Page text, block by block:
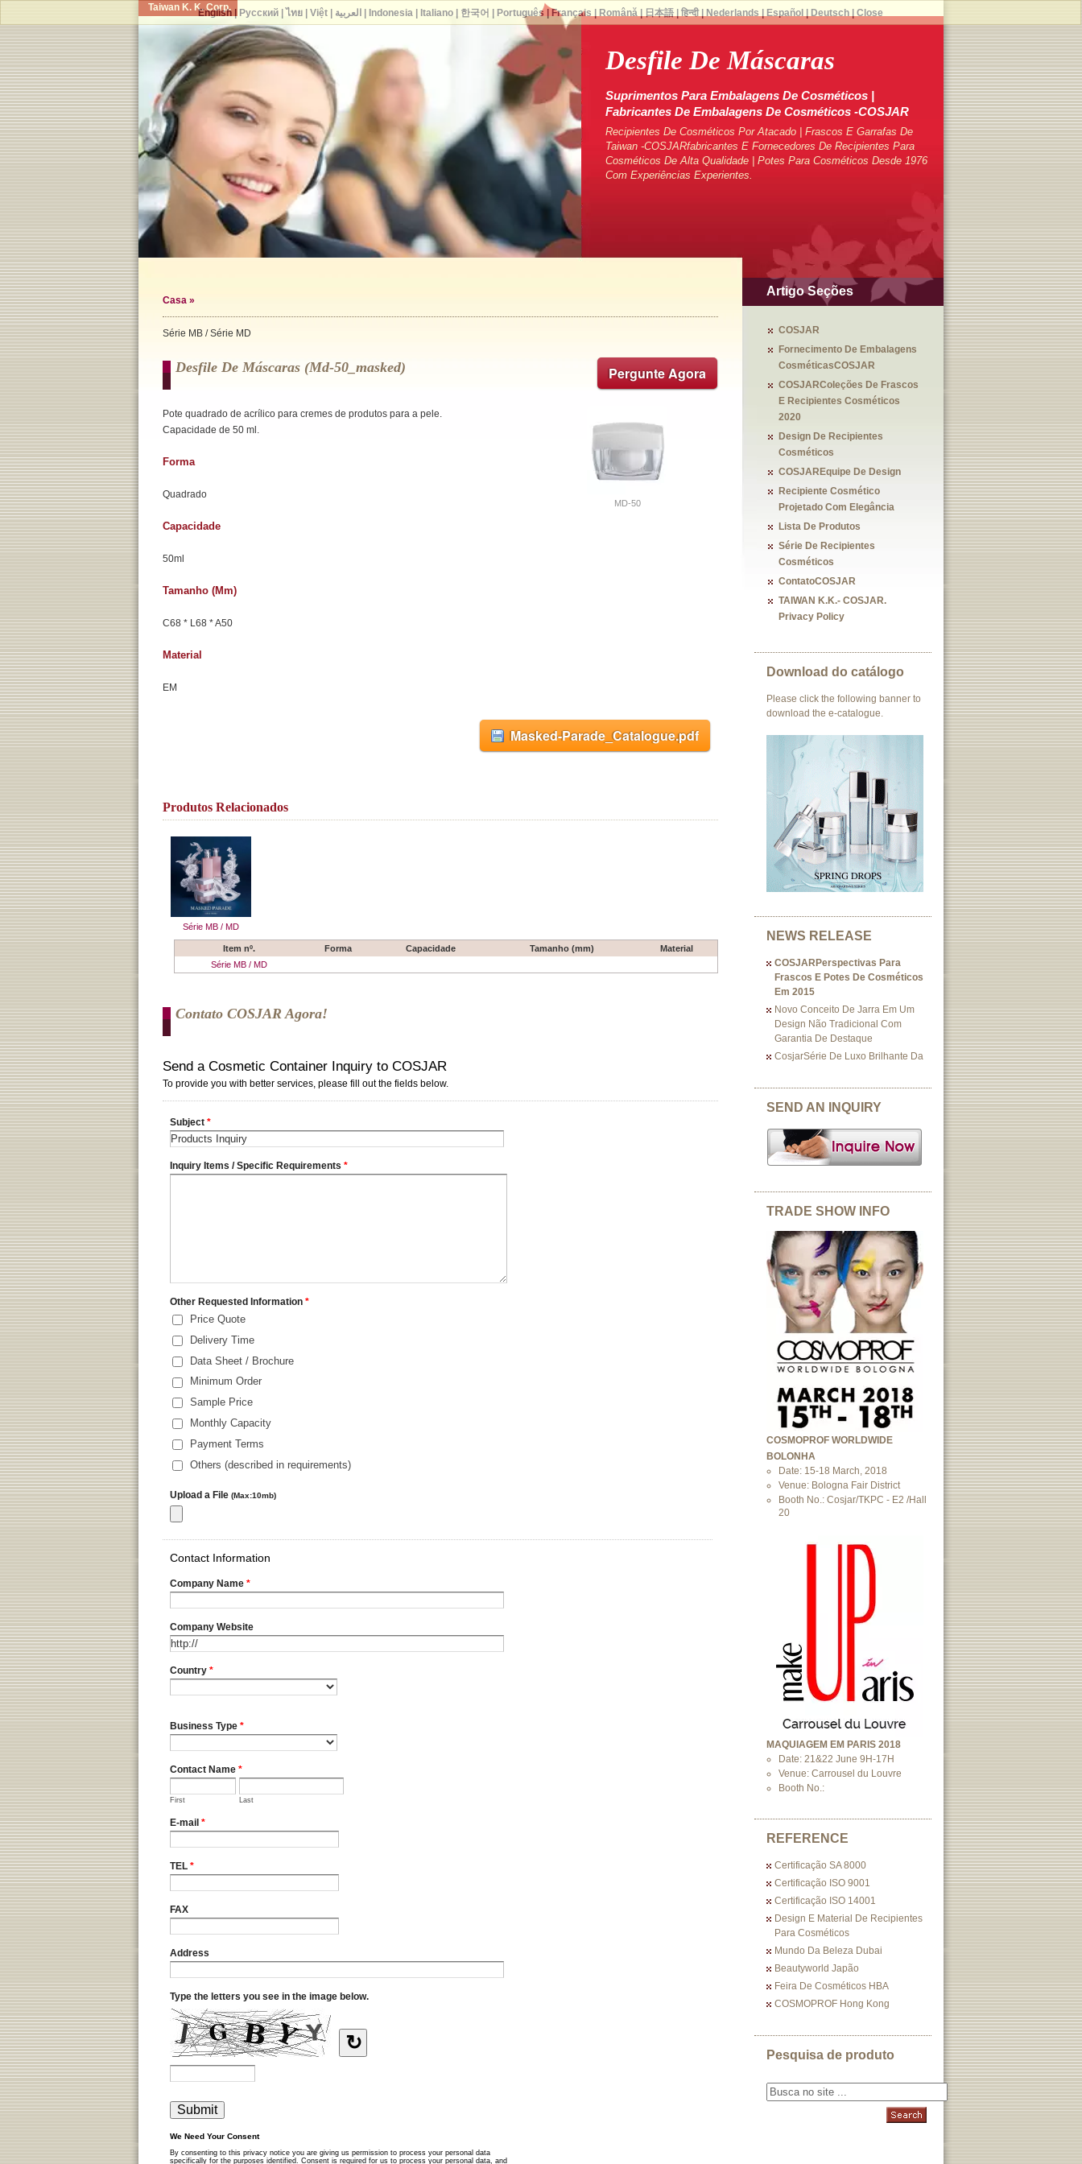
Taiwan K. K. Corp.
Desfile De Máscaras
Suprimentos Para Embalagens De Cosméticos |
Fabricantes De Embalagens De Cosméticos -COSJAR
Recipientes De Cosméticos Por Atacado | Frascos E Garrafas De
Taiwan -COSJARfabricantes E Fornecedores De Recipientes Para
Cosméticos De Alta Qualidade | Potes Para Cosméticos Desde 1976
Com Experiências Experientes.
Casa »
Série MB / Série MD
Pergunte Agora
Desfile De Máscaras (md-50_masked)
MD-50
Pote quadrado de acrílico para cremes de produtos para a pele.
Capacidade de 50 ml.
Forma
Quadrado
Capacidade
50ml
Tamanho (mm)
C68 * L68 * A50
Material
EM
Masked-Parade_Catalogue.pdf
Produtos Relacionados
Série MB / MD
Item nº. Forma Capacidade Tamanho (mm)
Material
Série MB / MD
Contato COSJAR Agora!
Artigo Seções
COSJAR
Fornecimento De Embalagens
CosméticasCOSJAR
COSJARColeções De Frascos
E Recipientes Cosméticos
2020
Design De Recipientes
Cosméticos
COSJAREquipe De Design
Recipiente Cosmético
Projetado Com Elegância
Lista De Produtos
Série De Recipientes
Cosméticos
ContatoCOSJAR
TAIWAN K.K.- COSJAR.
Privacy Policy
Download do catálogo
Please click the following banner to
download the e-catalogue.
NEWS RELEASE
COSJARPerspectivas Para
Frascos E Potes De Cosméticos
Em 2015
Novo Conceito De Jarra Em Um
Design Não Tradicional Com
Garantia De Destaque
CosjarSérie De Luxo Brilhante Da
SEND AN INQUIRY
TRADE SHOW INFO
COSMOPROF WORLDWIDE
BOLONHA
Date: 15-18 March, 2018
Venue: Bologna Fair District
Booth No.: Cosjar/TKPC - E2 /Hall
20
MAQUIAGEM EM PARIS 2018
Date: 21&22 June 9H-17H
Venue: Carrousel du Louvre
Booth No.:
REFERENCE
Certificação SA 8000
Certificação ISO 9001
Certificação ISO 14001
Design E Material De Recipientes
Para Cosméticos
Mundo Da Beleza Dubai
Beautyworld Japão
Feira De Cosméticos HBA
COSMOPROF Hong Kong
Pesquisa de produto
English| Русский| ไทย| Việt| العربية Indonesia| Italiano| 한국어 Português Français Română| 日本語| हिन्दी| Nederlands Español Deutsch| Close